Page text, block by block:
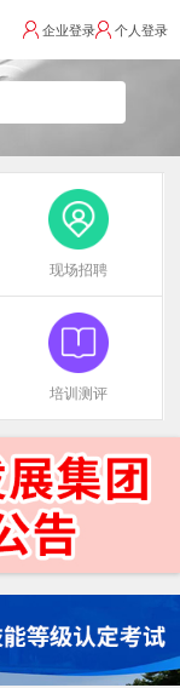
个人登录
企业登录
现场招聘
培训测评